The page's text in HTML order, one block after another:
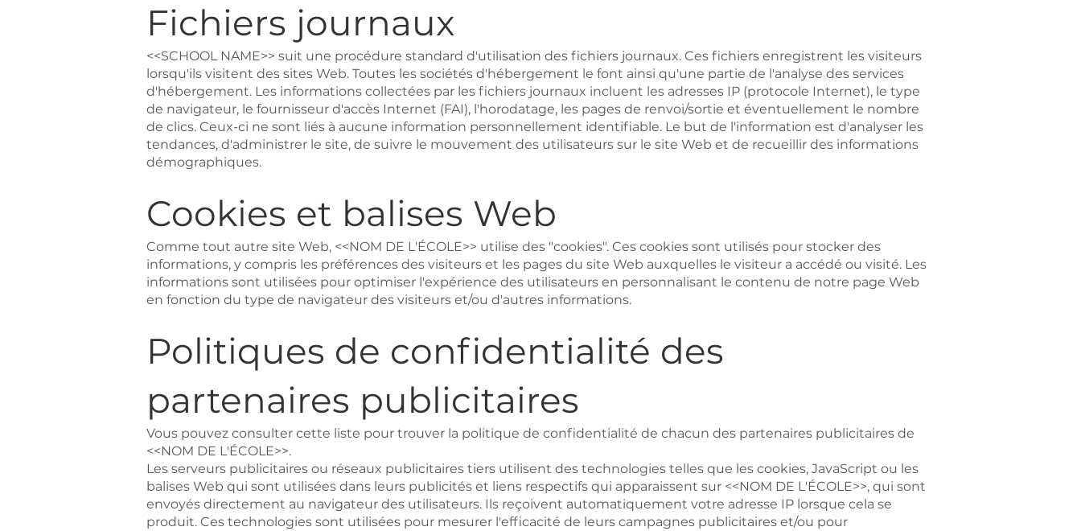
Fichiers journaux
<<SCHOOL NAME>> suit une procédure standard d'utilisation des fichiers journaux. Ces fichiers enregistrent les visiteurs
lorsqu'ils visitent des sites Web. Toutes les sociétés d'hébergement le font ainsi qu'une partie de l'analyse des services
d'hébergement. Les informations collectées par les fichiers journaux incluent les adresses IP (protocole Internet), le type
de navigateur, le fournisseur d'accès Internet (FAI), l'horodatage, les pages de renvoi/sortie et éventuellement le nombre
de clics. Ceux-ci ne sont liés à aucune information personnellement identifiable. Le but de l'information est d'analyser les
tendances, d'administrer le site, de suivre le mouvement des utilisateurs sur le site Web et de recueillir des informations
démographiques.
Cookies et balises Web
Comme tout autre site Web, <<NOM DE L'ÉCOLE>> utilise des "cookies". Ces cookies sont utilisés pour stocker des
informations, y compris les préférences des visiteurs et les pages du site Web auxquelles le visiteur a accédé ou visité. Les
informations sont utilisées pour optimiser l'expérience des utilisateurs en personnalisant le contenu de notre page Web
en fonction du type de navigateur des visiteurs et/ou d'autres informations.
Politiques de confidentialité des
partenaires publicitaires
Vous pouvez consulter cette liste pour trouver la politique de confidentialité de chacun des partenaires publicitaires de
<<NOM DE L'ÉCOLE>>.
Les serveurs publicitaires ou réseaux publicitaires tiers utilisent des technologies telles que les cookies, JavaScript ou les
balises Web qui sont utilisées dans leurs publicités et liens respectifs qui apparaissent sur <<NOM DE L'ÉCOLE>>, qui sont
envoyés directement au navigateur des utilisateurs. Ils reçoivent automatiquement votre adresse IP lorsque cela se
produit. Ces technologies sont utilisées pour mesurer l'efficacité de leurs campagnes publicitaires et/ou pour